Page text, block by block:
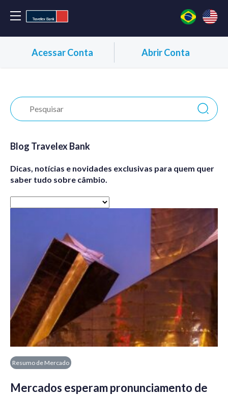
Acessar Conta Abrir Conta
Blog Travelex Bank
Dicas, notícias e novidades exclusivas para quem quer
saber tudo sobre câmbio.
Resumo de Mercado
Mercados esperam pronunciamento de